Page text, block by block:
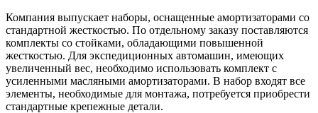
Компания выпускает наборы, оснащенные амортизаторами со
стандартной жесткостью. По отдельному заказу поставляются
комплекты со стойками, обладающими повышенной
жесткостью. Для экспедиционных автомашин, имеющих
увеличенный вес, необходимо использовать комплект с
усиленными масляными амортизаторами. В набор входят все
элементы, необходимые для монтажа, потребуется приобрести
стандартные крепежные детали.